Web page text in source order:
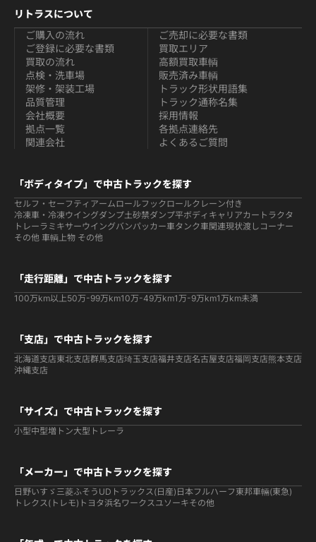
リトラスについて
ご購入の流れ
ご登録に必要な書類
買取の流れ
ご売却に必要な書類
買取エリア
高額買取車輌
点検・洗車場
架修・架装工場
品質管理
販売済み車輌
トラック形状用語集
トラック通称名集
会社概要
拠点一覧
関連会社
採用情報
各拠点連絡先
よくあるご質問
「ボディタイプ」で中古トラックを探す
セルフ・セーフティ アームロールフックロールクレーン付き
冷凍車・冷凍ウイングダンプ土砂禁ダンプ平ボディ キャリアカー トラクタ
トレーラ ミキサーウイングバンパッカー車タンク車関連現状渡しコーナー
その他 車輌上物 その他
「走行距離」で中古トラックを探す
100万km以上50万-99万km10万-49万km1万-9万km1万km未満
「支店」で中古トラックを探す
北海道支店東北支店群馬支店埼玉支店福井支店名古屋支店福岡支店熊本支店
沖縄支店
「サイズ」で中古トラックを探す
小型中型増トン大型 トレーラ
「メーカー」で中古トラックを探す
日野いすゞ 三菱ふそう UDトラックス(日産) 日本フルハーフ 東邦車輛(東急)
トレクス(トレモ) トヨタ浜名ワークスユソーキその他